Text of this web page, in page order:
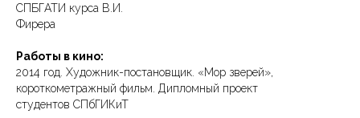
СПБГАТИ курса В.И.
Фирера
Работы в кино:
2014 год. Художник-постановщик. «Мор зверей»,
короткометражный фильм. Дипломный проект
студентов СПбГИКиТ